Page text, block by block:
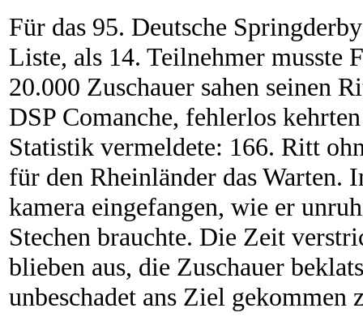
Für das 95. Deutsche
Liste, als 14. Teilnehmer
20.000 Zuschauer sahen seinen
DSP Comanche, fehlerlos
Statistik vermeldete: 166. Ritt
für den Rheinländer das Warten.
kamera eingefangen, wie er
Stechen brauchte. Die Zeit
blieben aus, die Zuschauer
unbeschadet ans Ziel gekommen